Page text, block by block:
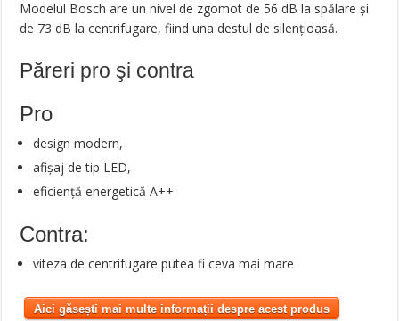
Modelul Bosch are un nivel de zgomot de 56 dB la spălare și
de 73 dB la centrifugare, fiind una destul de silențioasă.
Păreri pro şi contra
Pro
design modern,
afișaj de tip LED,
eficiență energetică A++
Contra:
viteza de centrifugare putea fi ceva mai mare
Aici găsești mai multe informații despre acest produs